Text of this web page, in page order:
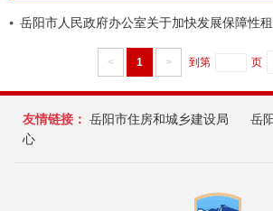
< 1 > 到第 页
友情链接： 岳阳市住房和城乡建设局
岳
心